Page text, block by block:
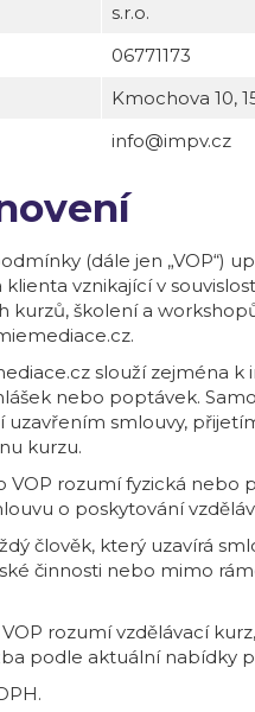
s.r.o.
06771173
Kmochova 10,
info@impv.cz
(dále jen „VOP“)
vznikající v
kurzů, školení a
slouží zejména k
nebo poptávek.
smlouvy,
kurzu.
rozumí fyzická nebo
o poskytování
člověk, který uzavírá
činnosti nebo mimo
rozumí vzdělávací
podle aktuální nabídky